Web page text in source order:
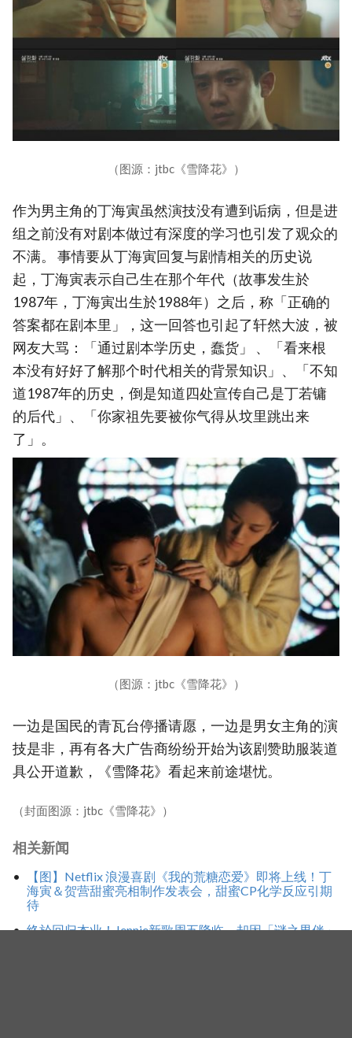
（图源：jtbc《雪降花》）
作为男主角的丁海寅虽然演技没有遭到诟病，但是进
组之前没有对剧本做过有深度的学习也引发了观众的
不满。 事情要从丁海寅回复与剧情相关的历史说
起，丁海寅表示自己生在那个年代（故事发生於
1987年，丁海寅出生於1988年）之后，称「正确的
答案都在剧本里」，这一回答也引起了轩然大波，被
网友大骂：「通过剧本学历史，蠢货」 、「看来根
本没有好好了解那个时代相关的背景知识」、「不知
道1987年的历史，倒是知道四处宣传自己是丁若镛
的后代」、「你家祖先要被你气得从坟里跳出来
了」。
（图源：jtbc《雪降花》）
一边是国民的青瓦台停播请愿，一边是男女主角的演
技是非，再有各大广告商纷纷开始为该剧赞助服装道
具公开道歉，《雪降花》看起来前途堪忧。
（封面图源：jtbc《雪降花》）
相关新闻
【图】Netflix 浪漫喜剧《我的荒糖恋爱》即将上线！丁
海寅＆贺营甜蜜亮相制作发表会，甜蜜CP化学反应引期
待
终於回归本业！Jennie新歌周五降临，却因「谜之男伴」